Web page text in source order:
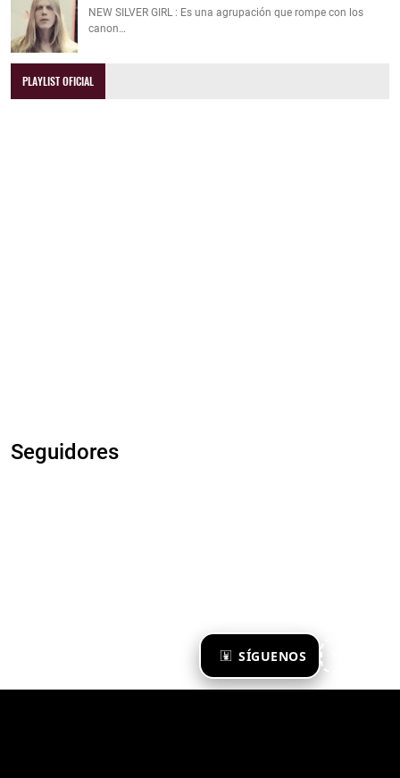
SÍGUENOS
NEW SILVER GIRL : Es una agrupación que rompe con los
canon…
PLAYLIST OFICIAL
Seguidores